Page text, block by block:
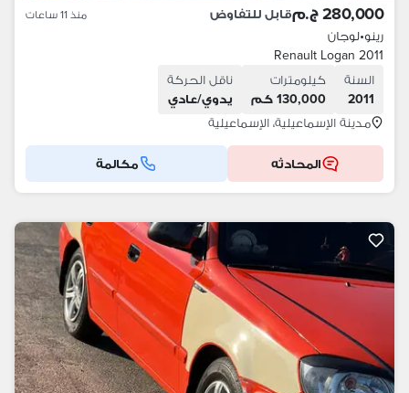
280,000 ج.م قابل للتفاوض منذ 11 ساعات
رينو•لوجان
Renault Logan 2011
السنة
2011
كيلومترات
130,000 كم
ناقل الحركة
يدوي/عادي
مدينة الإسماعيلية، الإسماعيلية
المحادثه مكالمة